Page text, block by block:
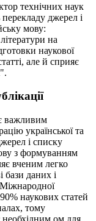
технічних наук
джерел і
мову:
на
наукової
але й сприяє
є важливим
української та
і списку
з формуванням
вченим легко
бази даних і
90% наукових статей
тому